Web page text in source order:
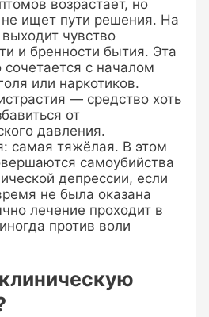
возрастает, но
ищет пути решения. На
чувство
и бренности бытия. Эта
сочетается с началом
или наркотиков.
— средство хоть
от
давления.
самая тяжёлая. В этом
самоубийства
депрессии, если
не была оказана
лечение проходит в
против воли